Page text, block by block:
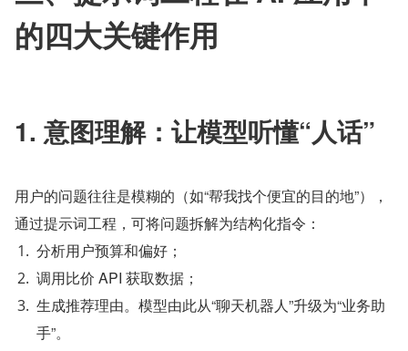
的四大关键作用
1. 意图理解：让模型听懂“人话”
用户的问题往往是模糊的（如“帮我找个便宜的目的地”），
通过提示词工程，可将问题拆解为结构化指令：
分析用户预算和偏好；
调用比价 API 获取数据；
生成推荐理由。模型由此从“聊天机器人”升级为“业务助
手”。